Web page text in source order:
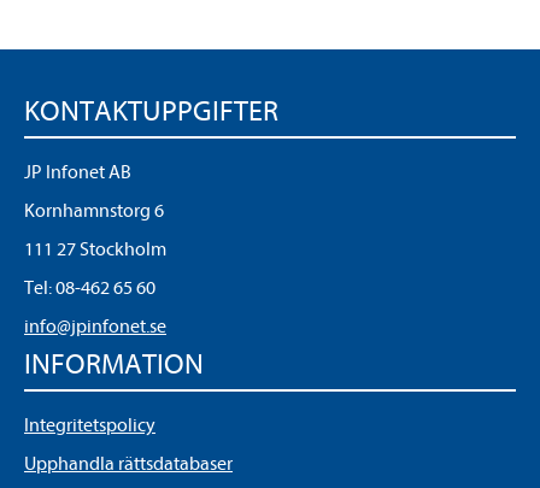
KONTAKTUPPGIFTER
JP Infonet AB
Kornhamnstorg 6
111 27 Stockholm
Tel:08-462 65 60
info@jpinfonet.se
INFORMATION
Integritetspolicy
Upphandla rättsdatabaser